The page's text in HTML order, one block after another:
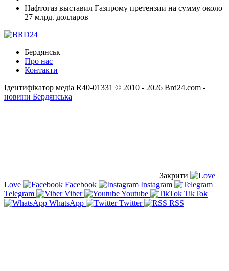
Нафтогаз выставил Газпрому претензии на сумму около
27 млрд. долларов
Бердянськ
Про нас
Контакти
Ідентифікатор медіа R40-01331 © 2010 - 2026 Brd24.com -
новини Бердянська
Закрити
Love
Facebook
Instagram
Telegram
Viber Youtube
TikTok
WhatsApp
Twitter RSS